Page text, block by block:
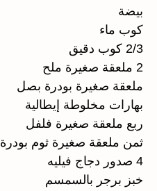
بيضة
كوب ماء
2/3 كوب دقيق
2 ملعقة صغيرة ملح
ملعقة صغيرة بودرة بصل
بهارات مخلوطة إيطالية
ربع ملعقة صغيرة فلفل
ثمن ملعقة صغيرة ثوم بودرة
4 صدور دجاج فيليه
خبز برجر بالسمسم